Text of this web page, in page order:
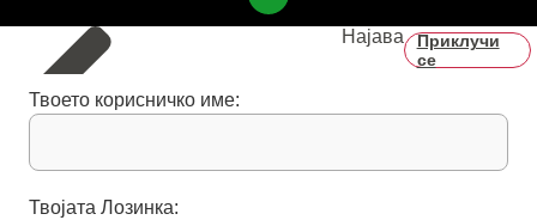
Најава
Приклучи
се
Твоето корисничко име:
Твојата Лозинка: